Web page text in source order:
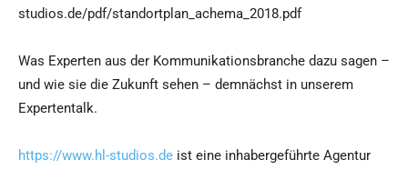
studios.de/pdf/standortplan_achema_2018.pdf
Was Experten aus der Kommunikationsbranche dazu sagen –
und wie sie die Zukunft sehen – demnächst in unserem
Expertentalk.
https://www.hl-studios.de ist eine inhabergeführte Agentur